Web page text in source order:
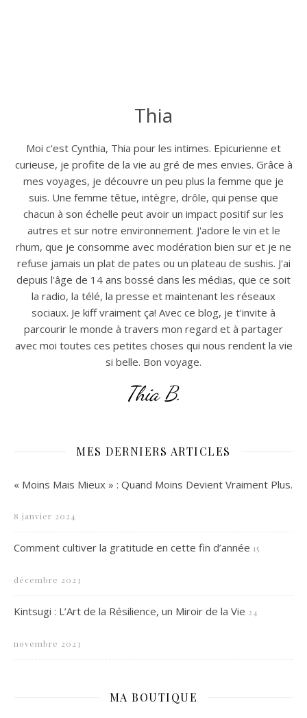
Thia
Moi c'est Cynthia, Thia pour les intimes. Epicurienne et
curieuse, je profite de la vie au gré de mes envies. Grâce à
mes voyages, je découvre un peu plus la femme que je
suis. Une femme têtue, intègre, drôle, qui pense que
chacun à son échelle peut avoir un impact positif sur les
autres et sur notre environnement. J'adore le vin et le
rhum, que je consomme avec modération bien sur et je ne
refuse jamais un plat de pates ou un plateau de sushis. J'ai
depuis l'âge de 14 ans bossé dans les médias, que ce soit
la radio, la télé, la presse et maintenant les réseaux
sociaux. Je kiff vraiment ça! Avec ce blog, je t'invite à
parcourir le monde à travers mon regard et à partager
avec moi toutes ces petites choses qui nous rendent la vie
si belle. Bon voyage.
Thia B.
MES DERNIERS ARTICLES
« Moins Mais Mieux » : Quand Moins Devient Vraiment Plus.
8 janvier 2024
Comment cultiver la gratitude en cette fin d’année 15
décembre 2023
Kintsugi : L’Art de la Résilience, un Miroir de la Vie 24
novembre 2023
MA BOUTIQUE